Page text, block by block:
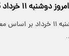
۱۱ خرداد 1405
قیمت خودرو در بازار آزاد امروز